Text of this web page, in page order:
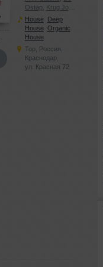
Ostap
Krug Jog
JENIA WHITE
SULTAN,
RUBBIN,MA.NIK
NIKOLAY
KHACHATURYAN
House, Deep
House, Organic
House
Top
Россия
Краснодар
ул. Красная 72